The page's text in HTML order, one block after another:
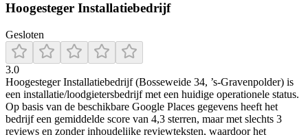
Hoogesteger Installatiebedrijf
Gesloten
3.0
Hoogesteger Installatiebedrijf (Bosseweide 34, ’s-Gravenpolder) is
een installatie/loodgietersbedrijf met een huidige operationele status.
Op basis van de beschikbare Google Places gegevens heeft het
bedrijf een gemiddelde score van 4,3 sterren, maar met slechts 3
reviews en zonder inhoudelijke reviewteksten, waardoor het